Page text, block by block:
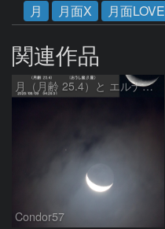
月
月面X 月面LOVE
関連作品
月（月齢 25.4）と エルナト（おうし座β星）
Condor57